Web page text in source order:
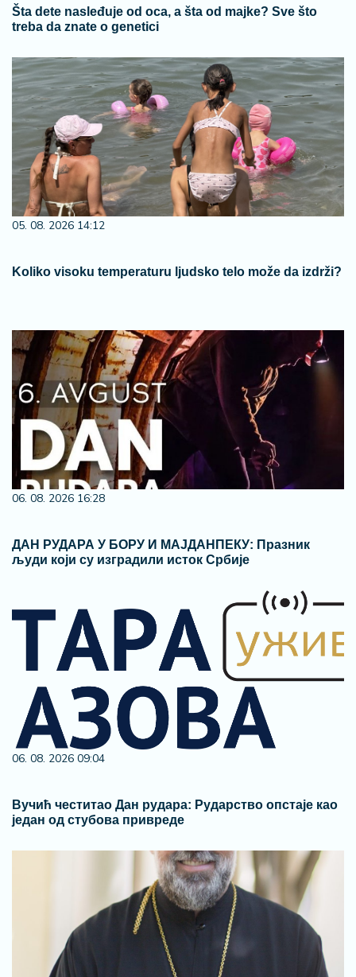
Šta dete nasleđuje od oca, a šta od majke? Sve što
treba da znate o genetici
05. 08. 2026 14:12
Koliko visoku temperaturu ljudsko telo može da izdrži?
06. 08. 2026 16:28
ДАН РУДАРА У БОРУ И МАЈДАНПЕКУ: Празник
људи који су изградили исток Србије
06. 08. 2026 09:04
Вучић честитао Дан рудара: Рударство опстаје као
један од стубова привреде